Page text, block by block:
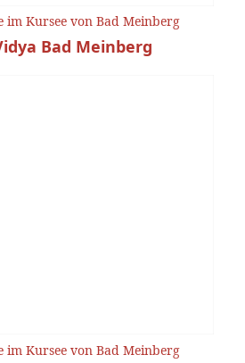
im Kursee von Bad Meinberg
Bad Meinberg
im Kursee von Bad Meinberg